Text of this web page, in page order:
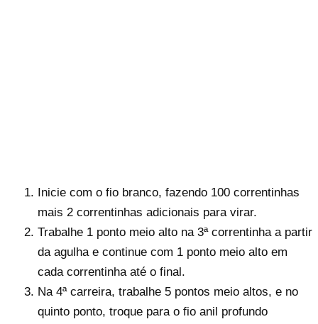
Inicie com o fio branco, fazendo 100 correntinhas
mais 2 correntinhas adicionais para virar.
Trabalhe 1 ponto meio alto na 3ª correntinha a partir
da agulha e continue com 1 ponto meio alto em
cada correntinha até o final.
Na 4ª carreira, trabalhe 5 pontos meio altos, e no
quinto ponto, troque para o fio anil profundo